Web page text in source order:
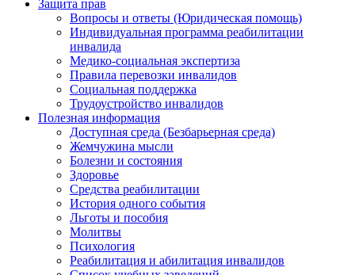
Защита прав
Вопросы и ответы (Юридическая помощь)
Индивидуальная программа реабилитации
инвалида
Медико-социальная экспертиза
Правила перевозки инвалидов
Социальная поддержка
Трудоустройство инвалидов
Полезная информация
Доступная среда (Безбарьерная среда)
Жемчужина мысли
Болезни и состояния
Здоровье
Средства реабилитации
История одного события
Льготы и пособия
Молитвы
Психология
Реабилитация и абилитация инвалидов